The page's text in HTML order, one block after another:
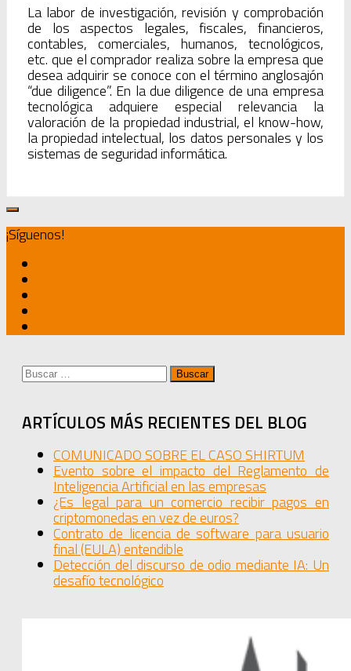
La labor de investigación, revisión y comprobación
de los aspectos legales, fiscales, financieros,
contables, comerciales, humanos, tecnológicos,
etc. que el comprador realiza sobre la empresa que
desea adquirir se conoce con el término anglosajón
“due diligence”. En la due diligence de una empresa
tecnológica adquiere especial relevancia la
valoración de la propiedad industrial, el know-how,
la propiedad intelectual, los datos personales y los
sistemas de seguridad informática.
¡Síguenos!
Buscar:
ARTÍCULOS MÁS RECIENTES DEL BLOG
COMUNICADO SOBRE EL CASO SHIRTUM
Evento sobre el impacto del Reglamento de
Inteligencia Artificial en las empresas
¿Es legal para un comercio recibir pagos en
criptomonedas en vez de euros?
Contrato de licencia de software para usuario
final (EULA) entendible
Detección del discurso de odio mediante IA: Un
desafío tecnológico